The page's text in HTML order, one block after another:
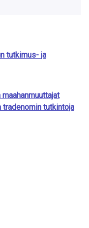
tutkimus- ja
tradenomin tutkintoja